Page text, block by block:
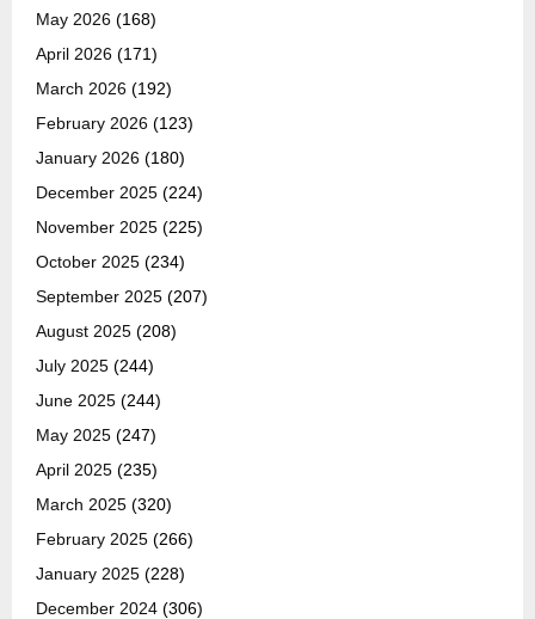
May 2026 (168)
April 2026 (171)
March 2026 (192)
February 2026 (123)
January 2026 (180)
December 2025 (224)
November 2025 (225)
October 2025 (234)
September 2025 (207)
August 2025 (208)
July 2025 (244)
June 2025 (244)
May 2025 (247)
April 2025 (235)
March 2025 (320)
February 2025 (266)
January 2025 (228)
December 2024 (306)